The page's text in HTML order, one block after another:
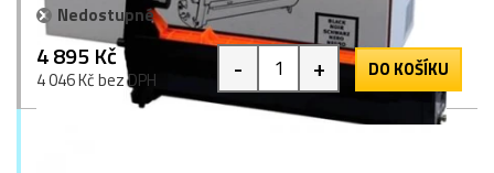
Nedostupné
4 895 Kč
4 046 Kč bez DPH - + DO KOŠÍKU